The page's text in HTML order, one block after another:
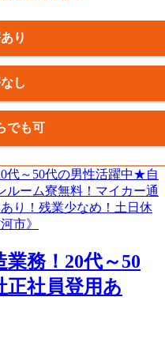
り
し
でも可
務！20代～50
社員登用あ